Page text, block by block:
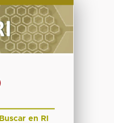
Buscar en RI